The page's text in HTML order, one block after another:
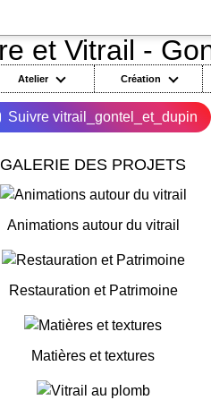
Atelier Création
Suivre vitrail_gontel_et_dupin
GALERIE DES PROJETS
Animations autour du vitrail
Restauration et Patrimoine
Matières et textures